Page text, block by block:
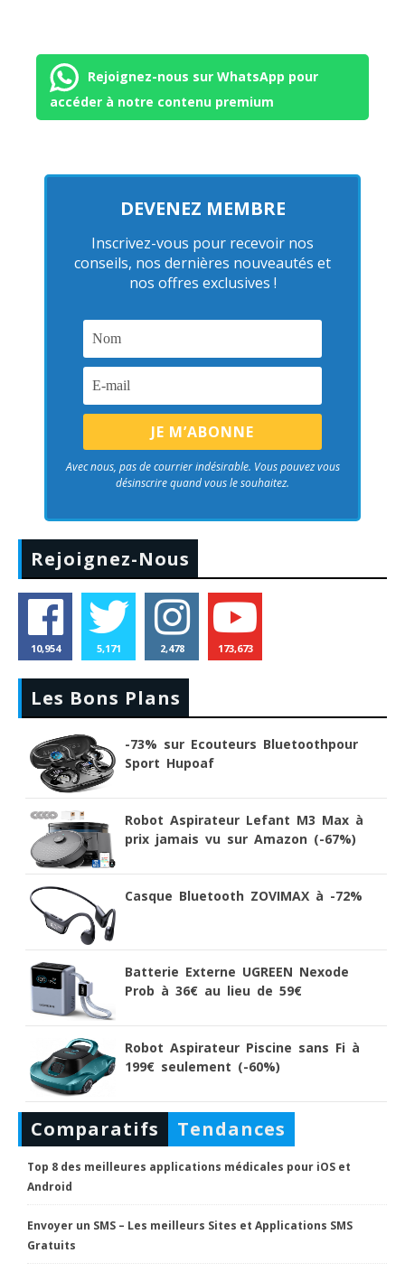
Rejoignez-nous sur WhatsApp pour
accéder à notre contenu premium
DEVENEZ MEMBRE
Inscrivez-vous pour recevoir nos
conseils, nos dernières nouveautés et
nos offres exclusives !
Avec nous, pas de courrier indésirable. Vous pouvez vous
désinscrire quand vous le souhaitez.
Rejoignez-Nous
10,954 5,171 2,478 173,673
Les Bons Plans
-73% sur Ecouteurs Bluetoothpour
Sport Hupoaf
Robot Aspirateur Lefant M3 Max à
prix jamais vu sur Amazon (-67%)
Casque Bluetooth ZOVIMAX à -72%
Batterie Externe UGREEN Nexode
Prob à 36€ au lieu de 59€
Robot Aspirateur Piscine sans Fi à
199€ seulement (-60%)
Comparatifs Tendances
Top 8 des meilleures applications médicales pour iOS et
Android
Envoyer un SMS – Les meilleurs Sites et Applications SMS
Gratuits